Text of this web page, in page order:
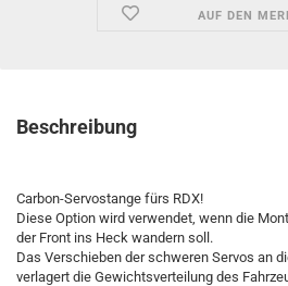
AUF DEN
Beschreibung
Carbon-Servostange fürs RDX!
Diese Option wird verwendet, wenn die
der Front ins Heck wandern soll.
Das Verschieben der schweren Servos an
verlagert die Gewichtsverteilung des